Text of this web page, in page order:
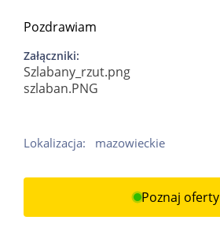
Pozdrawiam
Załączniki:
Szlabany_rzut.png
szlaban.PNG
Lokalizacja: mazowieckie
Poznaj oferty